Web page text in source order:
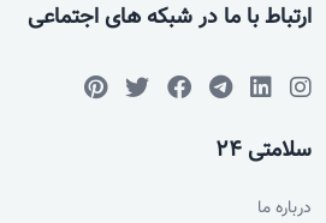
ارتباط با ما در شبکه های اجتماعی
سلامتی 24
درباره ما